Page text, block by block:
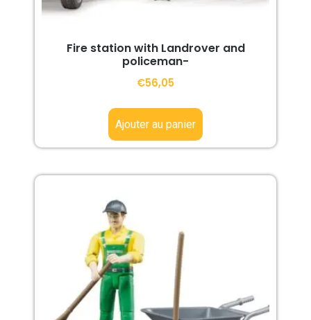
Fire station with Landrover and
policeman-
€56,05
Ajouter au panier